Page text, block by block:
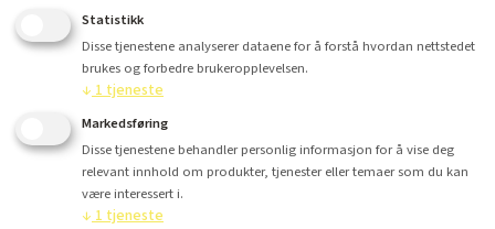
Kjøp
Statistikk
Disse tjenestene analyserer dataene for å forstå hvordan nettstedet
brukes og forbedre brukeropplevelsen.
↓ 1tjeneste
Markedsføring
Disse tjenestene behandler personlig informasjon for å vise deg
relevant innhold om produkter, tjenester eller temaer som du kan
være interessert i.
↓ 1tjeneste